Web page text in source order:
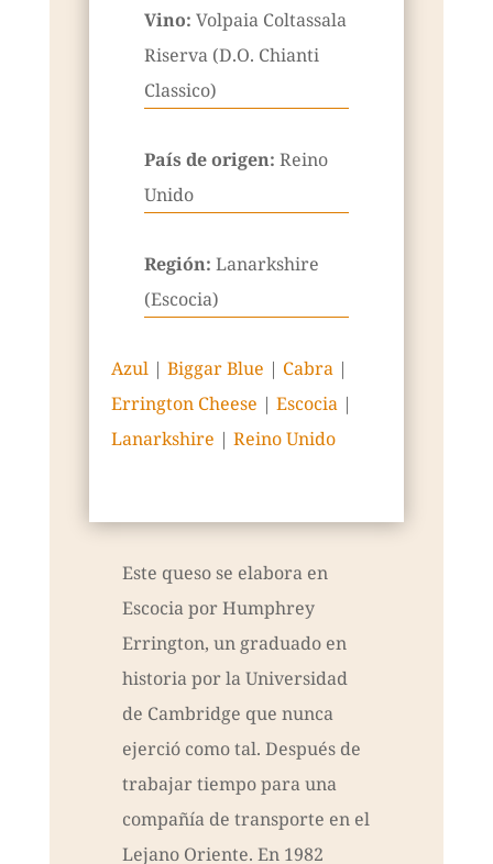
Vino: Volpaia Coltassala
Riserva (D.O. Chianti
Classico)
País de origen: Reino
Unido
Región: Lanarkshire
(Escocia)
Azul| Biggar Blue | Cabra|
Errington Cheese | Escocia|
Lanarkshire | Reino Unido
Este queso se elabora en
Escocia por Humphrey
Errington, un graduado en
historia por la Universidad
de Cambridge que nunca
ejerció como tal. Después de
trabajar tiempo para una
compañía de transporte en el
Lejano Oriente. En 1982